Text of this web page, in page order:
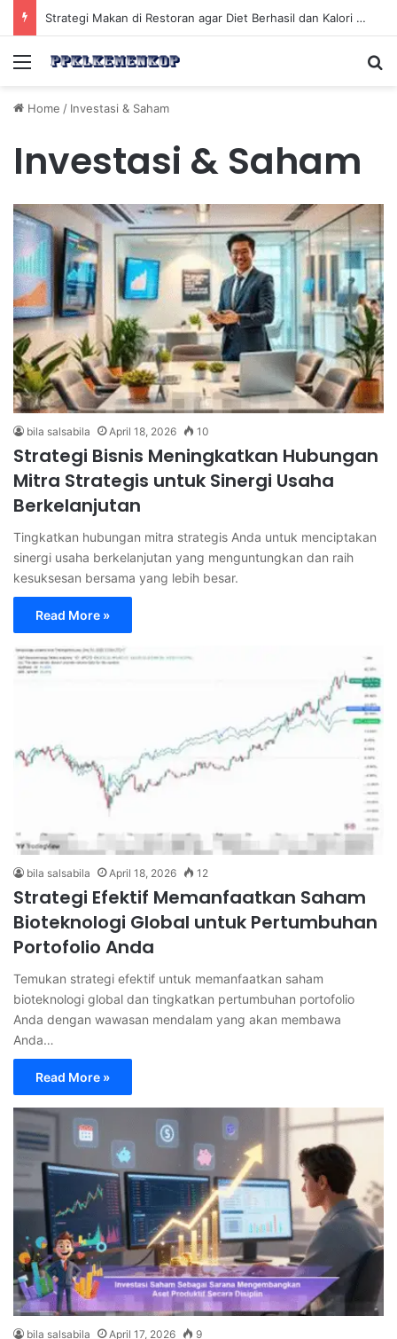
Strategi Makan di Restoran agar Diet Berhasil dan Kalori Tetap Terkontrol
Menu
Home / Investasi & Saham
Investasi & Saham
bila salsabila April 18, 2026 10
Strategi Bisnis Meningkatkan Hubungan
Mitra Strategis untuk Sinergi Usaha
Berkelanjutan
Tingkatkan hubungan mitra strategis Anda untuk menciptakan
sinergi usaha berkelanjutan yang menguntungkan dan raih
kesuksesan bersama yang lebih besar.
Read More »
bila salsabila April 18, 2026 12
Strategi Efektif Memanfaatkan Saham
Bioteknologi Global untuk Pertumbuhan
Portofolio Anda
Temukan strategi efektif untuk memanfaatkan saham
bioteknologi global dan tingkatkan pertumbuhan portofolio
Anda dengan wawasan mendalam yang akan membawa
Anda…
Read More »
bila salsabila April 17, 2026 9